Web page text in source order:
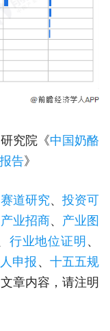
究院《中国奶酪
告》
道研究、投资可
产业招商、 产业图
行业地位证明 、
申报、 十五五规
章内容，请注明